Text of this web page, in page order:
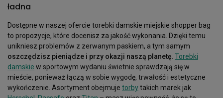
ładna
Dostępne w naszej ofercie torebki damskie miejskie shopper bag
to propozycje, które docenisz za jakość wykonania. Dzięki temu
unikniesz problemów z zerwanym paskiem, a tym samym
oszczędzisz pieniądze i przy okazji naszą planetę. Torebki
damskie w sportowym wydaniu świetnie sprawdzają się w
mieście, ponieważ łączą w sobie wygodę, trwałość i estetyczne
wykończenie. Asortyment obejmuje torbytakich marek jak